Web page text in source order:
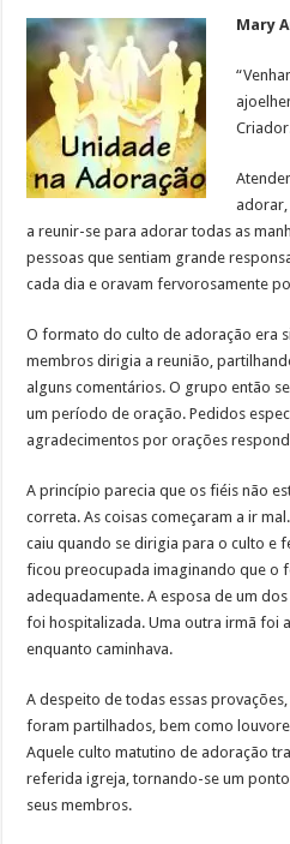
Mary
adorar,
a reunir-se para adorar todas as
pessoas que sentiam grande
cada dia e oravam fervorosamente
O formato do culto de adoração era
membros dirigia a reunião,
alguns comentários. O grupo então
um período de oração. Pedidos
agradecimentos por orações
A princípio parecia que os fiéis não
correta. As coisas começaram a ir
caiu quando se dirigia para o culto e
ficou preocupada imaginando que o
adequadamente. A esposa de um
foi hospitalizada. Uma outra irmã foi
enquanto caminhava.
A despeito de todas essas
foram partilhados, bem como
Aquele culto matutino de adoração
referida igreja, tornando-se um
seus membros.